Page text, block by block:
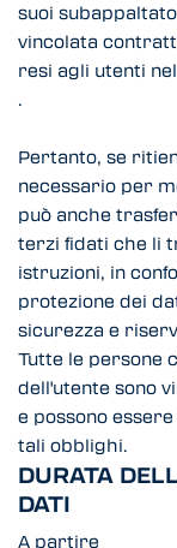
suoi
vincolata
resi agli utenti
.
Pertanto, se
necessario per
può anche
terzi fidati che li
istruzioni, in
protezione dei
sicurezza e
Tutte le persone
dell'utente sono
e possono
tali obblighi.
DURATA
DATI
A partire